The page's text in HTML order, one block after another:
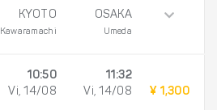
KYOTO
Kawaramachi
OSAKA
Umeda
10:50
Vi, 14/08
11:32
Vi, 14/08
¥ 1,300